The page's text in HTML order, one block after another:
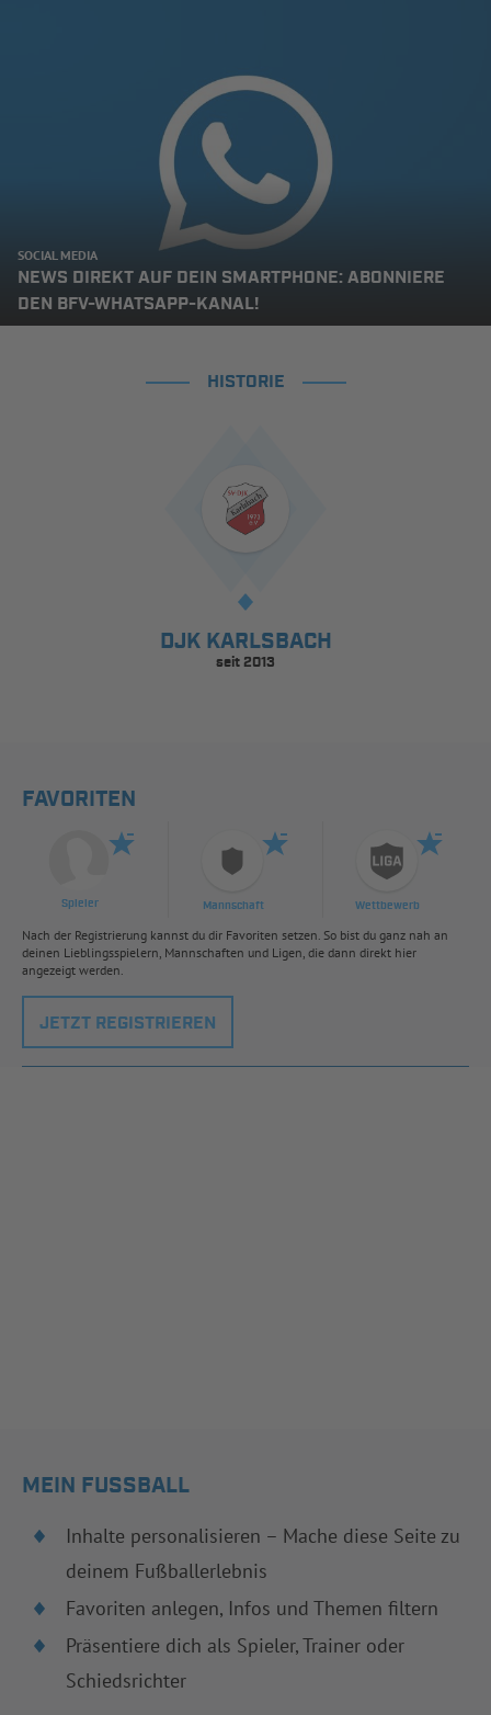
SOCIAL MEDIA
NEWS DIREKT AUF DEIN SMARTPHONE: ABONNIERE
DEN BFV-WHATSAPP-KANAL!
HISTORIE
DJK KARLSBACH
seit 2013
FAVORITEN
Spieler Mannschaft Wettbewerb
Nach der Registrierung kannst du dir Favoriten setzen. So bist du ganz nah an
deinen Lieblingsspielern, Mannschaften und Ligen, die dann direkt hier
angezeigt werden.
JETZT REGISTRIEREN
MEIN FUSSBALL
Inhalte personalisieren – Mache diese Seite zu
deinem Fußballerlebnis
Favoriten anlegen, Infos und Themen filtern
Präsentiere dich als Spieler, Trainer oder
Schiedsrichter